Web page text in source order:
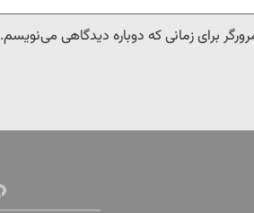
برای زمانی که دوباره دیدگاهی می‌نویسم.